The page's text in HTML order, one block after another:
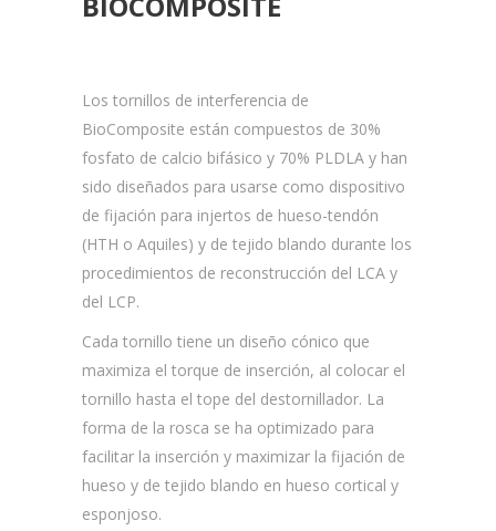
Los tornillos de interferencia de
BioComposite están compuestos de 30%
fosfato de calcio bifásico y 70% PLDLA y han
sido diseñados para usarse como dispositivo
de fijación para injertos de hueso-tendón
(HTH o Aquiles) y de tejido blando durante los
procedimientos de reconstrucción del LCA y
del LCP.
Cada tornillo tiene un diseño cónico que
maximiza el torque de inserción, al colocar el
tornillo hasta el tope del destornillador. La
forma de la rosca se ha optimizado para
facilitar la inserción y maximizar la fijación de
hueso y de tejido blando en hueso cortical y
esponjoso.